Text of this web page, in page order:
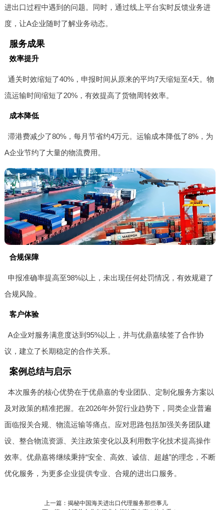
进出口过程中遇到的问题。同时，通过线上平台实时反馈业务进
度，让A企业随时了解业务动态。
服务成果
效率提升
通关时效缩短了40%，申报时间从原来的平均7天缩短至4天。物
流运输时间缩短了20%，有效提高了货物周转效率。
成本降低
滞港费减少了80%，每月节省约4万元。运输成本降低了8%，为
A企业节约了大量的物流费用。
合规保障
申报准确率提高至98%以上，未出现任何处罚情况，有效规避了
合规风险。
客户体验
A企业对服务满意度达到95%以上，并与优鼎嘉续签了合作协
议，建立了长期稳定的合作关系。
案例总结与启示
本次服务的核心优势在于优鼎嘉的专业团队、定制化服务方案以
及对政策的精准把握。在2026年外贸行业趋势下，同类企业普遍
面临报关合规、物流运输等痛点。应对思路包括加强关务团队建
设、整合物流资源、关注政策变化以及利用数字化技术提高操作
效率。优鼎嘉将继续秉持“安全、高效、诚信、超越”的理念，不断
优化服务，为更多企业提供专业、合规的进出口服务。
上一篇：揭秘中国海关进出口代理服务那些事儿